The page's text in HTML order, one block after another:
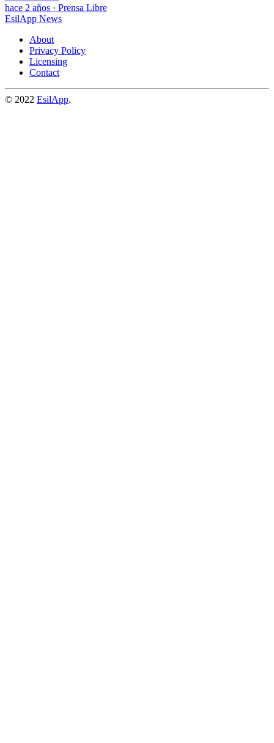
hace 2 años · Prensa Libre
EsilApp News
About
Privacy Policy
Licensing
Contact
© 2022 EsilApp.